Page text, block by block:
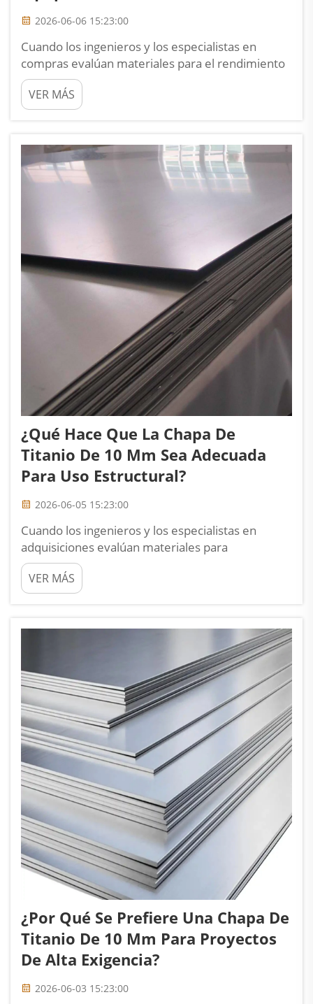
2026-06-06 15:23:00
Cuando los ingenieros y los especialistas en
compras evalúan materiales para el rendimiento
a largo plazo del equipo, la elección de la chapa
estructural desempeña un papel decisivo. Una
chapa de titanio de 10 mm destaca como una
directamente el desgaste, la c...
VER MÁS
¿Qué Hace Que La Chapa De
Titanio De 10 Mm Sea Adecuada
Para Uso Estructural?
2026-06-05 15:23:00
Cuando los ingenieros y los especialistas en
adquisiciones evalúan materiales para
aplicaciones estructurales, la elección del espesor
de la chapa y del grado del material desempeña
un papel decisivo en el rendimiento a largo plazo.
posición particularmente valiosa...
VER MÁS
¿Por Qué Se Prefiere Una Chapa De
Titanio De 10 Mm Para Proyectos
De Alta Exigencia?
2026-06-03 15:23:00